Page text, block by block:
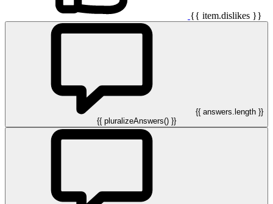
{{ item.dislikes }}
{{ answers.length }}
{{ pluralizeAnswers() }}